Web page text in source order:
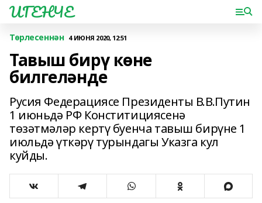
ИГЕНЧЕ
Төрлесеннән 4 ИЮНЯ 2020, 12:51
Тавыш бирү көне
билгеләнде
Русия Федерациясе Президенты В.В.Путин
1 июньдә РФ Конститициясенә
төзәтмәләр кертү буенча тавыш бирүне 1
июльдә үткәрү турындагы Указга кул
куйды.